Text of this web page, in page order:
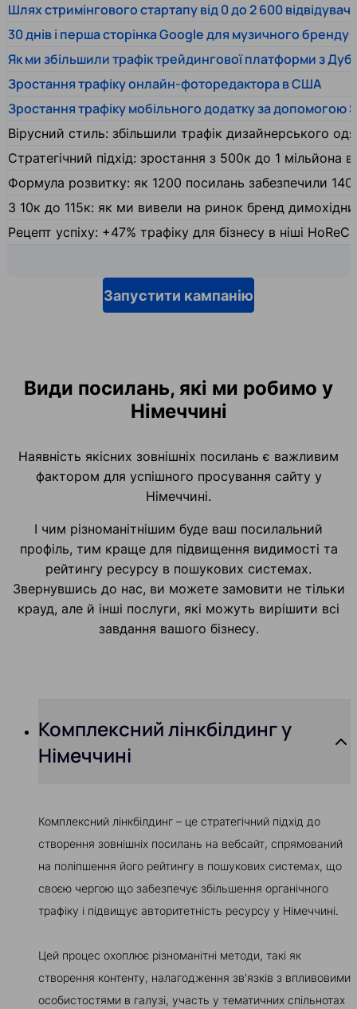
Шлях стримінгового стартапу від 0 до 2 600
30 днів і перша сторінка Google для музичного бренду
Як ми збільшили трафік трейдингової платформи з
Зростання трафіку онлайн-фоторедактора в США
Зростання трафіку мобільного додатку за допомогою
Вірусний стиль: збільшили трафік дизайнерського
Стратегічний підхід: зростання з 500к до 1 мільйона
Формула розвитку: як 1200 посилань забезпечили
З 10к до 115к: як ми вивели на ринок бренд
Рецепт успіху: +47% трафіку для бізнесу в ніші HoReCa
Запустити кампанію
Види посилань, які ми робимо у
Німеччині
Наявність якісних зовнішніх посилань є важливим
фактором для успішного просування сайту у
Німеччині.
І чим різноманітнішим буде ваш посилальний
профіль, тим краще для підвищення видимості та
рейтингу ресурсу в пошукових системах.
Звернувшись до нас, ви можете замовити не тільки
крауд, але й інші послуги, які можуть вирішити всі
завдання вашого бізнесу.
Комплексний лінкбілдинг у
Німеччині
Комплексний лінкбілдинг – це стратегічний підхід до
створення зовнішніх посилань на вебсайт, спрямований
на поліпшення його рейтингу в пошукових системах, що
своєю чергою що забезпечує збільшення органічного
трафіку і підвищує авторитетність ресурсу у Німеччині.
Цей процес охоплює різноманітні методи, такі як
створення контенту, налагодження зв'язків з впливовими
особистостями в галузі, участь у тематичних спільнотах